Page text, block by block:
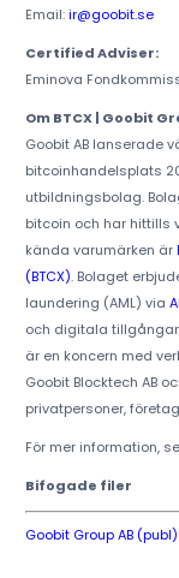
Email:ir@goobit.se
Certified Adviser:
Eminova
Om BTCX | Goobit
Goobit AB lanserade
bitcoinhandelsplats
utbildningsbolag.
bitcoin och har hittills
kända varumärken är
(BTCX). Bolaget
laundering (AML) via
och digitala
är en koncern med
Goobit Blocktech AB
privatpersoner,
För mer information,
Bifogade filer
Goobit Group AB